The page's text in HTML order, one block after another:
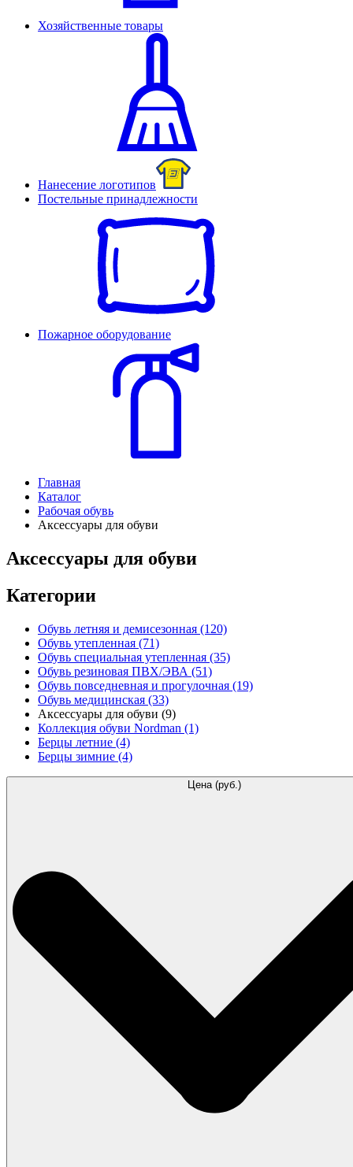
Хозяйственные товары
Нанесение логотипов
Постельные принадлежности
Пожарное оборудование
Главная
Каталог
Рабочая обувь
Аксессуары для обуви
Аксессуары для обуви
Категории
Обувь летняя и демисезонная (120)
Обувь утепленная (71)
Обувь специальная утепленная (35)
Обувь резиновая ПВХ/ЭВА (51)
Обувь повседневная и прогулочная (19)
Обувь медицинская (33)
Аксессуары для обуви (9)
Коллекция обуви Nordman (1)
Берцы летние (4)
Берцы зимние (4)
Цена (руб.)